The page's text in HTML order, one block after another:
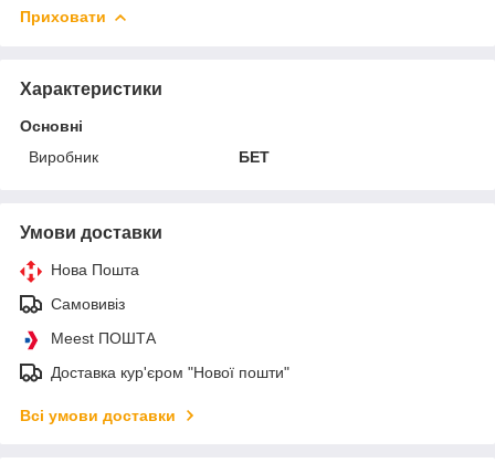
Приховати
Характеристики
Основні
Виробник
БЕТ
Умови доставки
Нова Пошта
Самовивіз
Meest ПОШТА
Доставка кур'єром "Нової пошти"
Всі умови доставки